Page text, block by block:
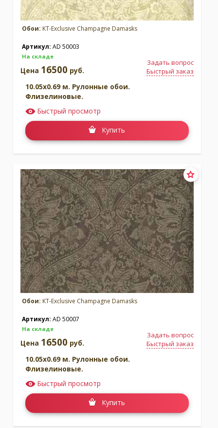
Обои: KT-Exclusive Champagne Damasks
Артикул: AD 50003
На складе
Задать вопрос
Быстрый заказ
Цена 16500 руб.
10.05x0.69 м. Рулонные обои.
Флизелиновые.
Быстрый просмотр
Купить
Обои: KT-Exclusive Champagne Damasks
Артикул: AD 50007
На складе
Задать вопрос
Быстрый заказ
Цена 16500 руб.
10.05x0.69 м. Рулонные обои.
Флизелиновые.
Быстрый просмотр
Купить